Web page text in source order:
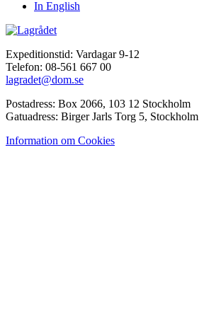
In English
Expeditionstid: Vardagar 9-12
Telefon: 08-561 667 00
lagradet@dom.se
Postadress: Box 2066, 103 12 Stockholm
Gatuadress: Birger Jarls Torg 5, Stockholm
Information om Cookies